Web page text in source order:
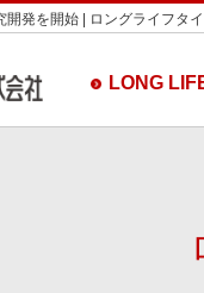
発を開始 | ロングライフタ
LONG